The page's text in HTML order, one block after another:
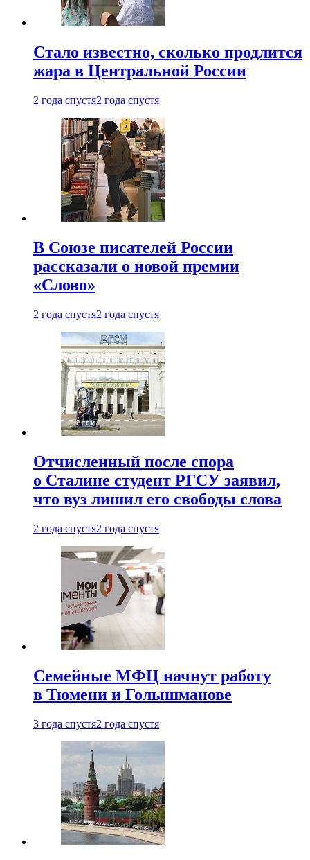
Стало известно, сколько продлится
жара в Центральной России
2 года спустя2 года спустя
В Союзе писателей России
рассказали о новой премии
«Слово»
2 года спустя2 года спустя
Отчисленный после спора
о Сталине студент РГСУ заявил,
что вуз лишил его свободы слова
2 года спустя2 года спустя
Семейные МФЦ начнут работу
в Тюмени и Голышманове
3 года спустя2 года спустя